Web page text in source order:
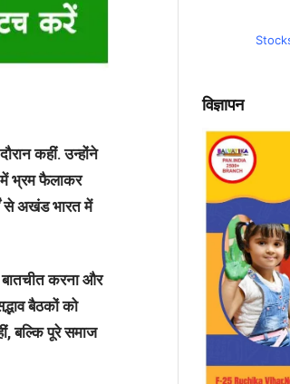
कहीं. उन्होंने
में भ्रम फैलाकर
से अखंड भारत में
करना और
बैठकों को
बल्कि पूरे समाज
विज्ञापन